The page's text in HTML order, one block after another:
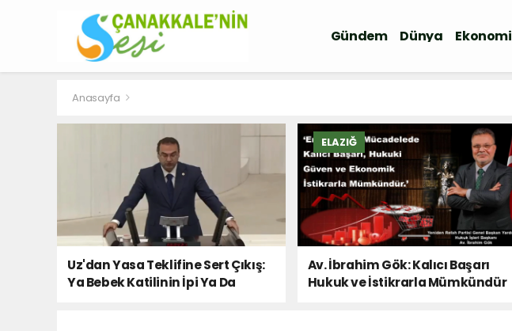
Gündem Dünya Ekonomi
Anasayfa
Uz'dan Yasa Teklifine Sert Çıkış:
Ya Bebek Katilinin İpi Ya Da
ELAZIĞ
Av. İbrahim Gök: Kalıcı Başarı
Hukuk ve İstikrarla Mümkündür